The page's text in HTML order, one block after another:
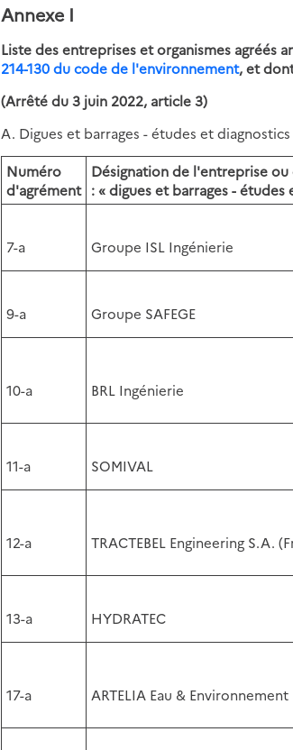
Annexe I
Liste des entreprises et organismes agréés
214-130 du code de l'environnement, et
(Arrêté du 3 juin 2022, article 3)
A. Digues et barrages - études et diagnostics
Numéro
d'agrément
Désignation de l'entreprise ou
: « digues et barrages - études
7-a Groupe ISL Ingénierie
9-a Groupe SAFEGE
10-a BRL Ingénierie
11-a SOMIVAL
12-a TRACTEBEL Engineering S.A.
13-a HYDRATEC
17-a ARTELIA Eau & Environnement